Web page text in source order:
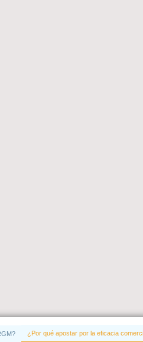
¿Por qué apostar por la eficacia